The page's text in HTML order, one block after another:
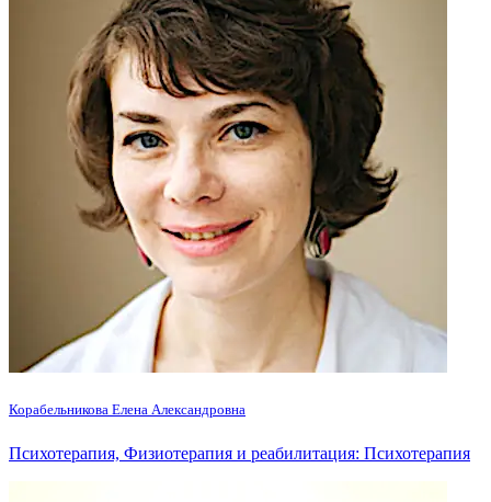
Корабельникова Елена Александровна
Психотерапия, Физиотерапия и реабилитация: Психотерапия